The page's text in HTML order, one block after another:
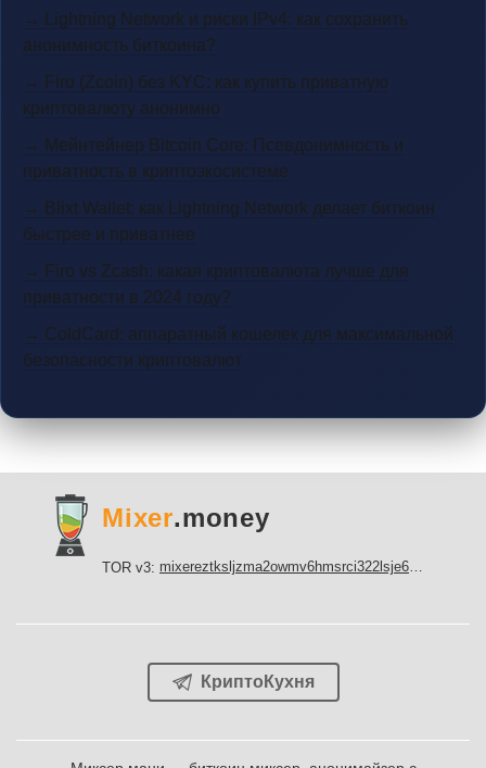
→ Lightning Network и риски IPv4: как сохранить
анонимность биткоина?
→ Firo (Zcoin) без KYC: как купить приватную
криптовалюту анонимно
→ Мейнтейнер Bitcoin Core: Псевдонимность и
приватность в криптоэкосистеме
→ Blixt Wallet: как Lightning Network делает биткоин
быстрее и приватнее
→ Firo vs Zcash: какая криптовалюта лучше для
приватности в 2024 году?
→ ColdCard: аппаратный кошелек для максимальной
безопасности криптовалют
Mixer.money
TOR v3: mixereztksljzma2owmv6hmsrci322lsje6m3svicoddk3xbgvhd2fid.onion
КриптоКухня